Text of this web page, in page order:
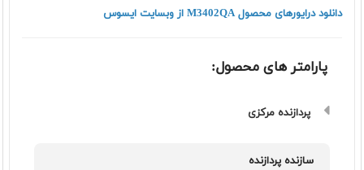
دانلود درایورهای محصول M3402QA از وبسایت ایسوس
پارامتر های محصول:
پردازنده مرکزی
سازنده پردازنده